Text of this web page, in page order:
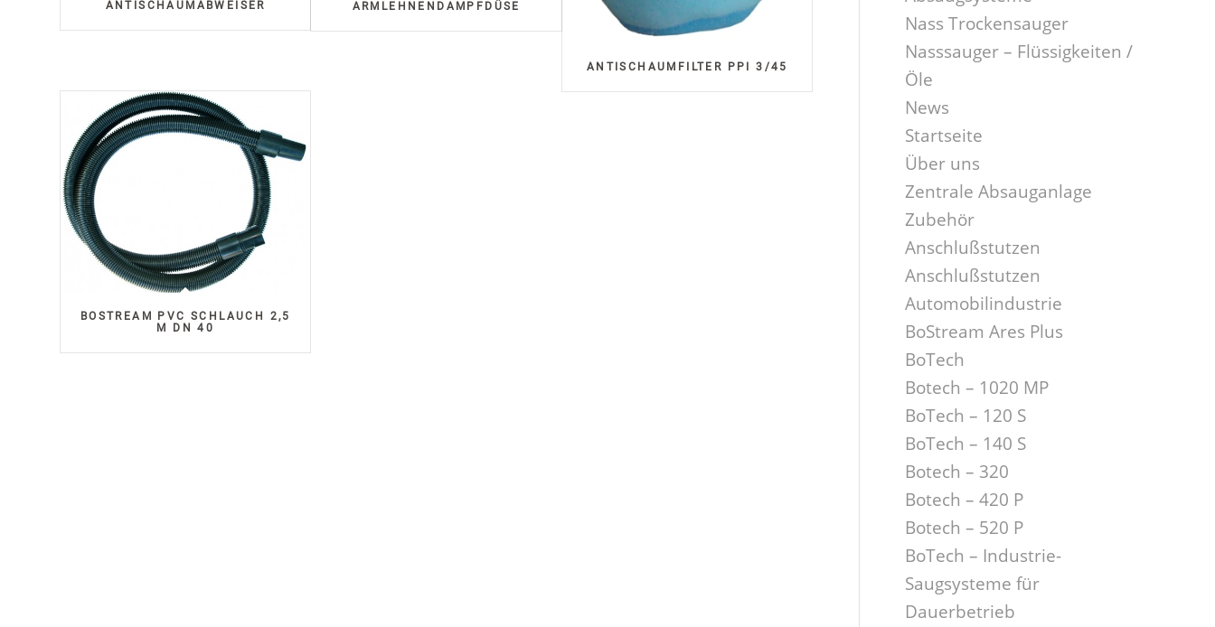
ANTISCHAUMABWEISER ARMLEHNENDAMPFDÜSE
ANTISCHAUMFILTER PPI 3/45
BOSTREAM PVC SCHLAUCH 2,5
M DN 40
Nass Trockensauger
Nasssauger – Flüssigkeiten /
Öle
News
Startseite
Über uns
Zentrale Absauganlage
Zubehör
Anschlußstutzen
Anschlußstutzen
Automobilindustrie
BoStream Ares Plus
BoTech
Botech – 1020 MP
BoTech – 120 S
BoTech – 140 S
Botech – 320
Botech – 420 P
Botech – 520 P
BoTech – Industrie-
Saugsysteme für
Dauerbetrieb